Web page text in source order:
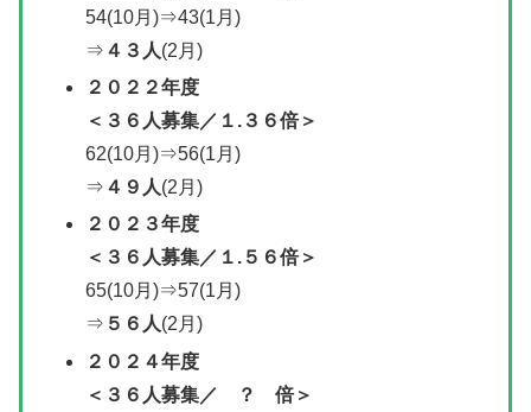
54(10月)⇒43(1月)
⇒ ４３人(2月)
２０２２年度
＜ ３６人募集／ １.３６倍＞
62(10月)⇒56(1月)
⇒ ４９人(2月)
２０２３年度
＜３６人募集／１.５６倍＞
65(10月)⇒57(1月)
⇒ ５６人(2月)
２０２ ４年度
＜ ３６人募集／
？ 倍＞